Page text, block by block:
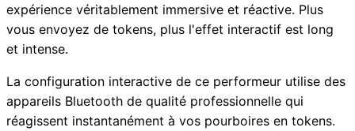
expérience véritablement immersive et réactive. Plus
vous envoyez de tokens, plus l'effet interactif est long
et intense.
La configuration interactive de ce performeur utilise des
appareils Bluetooth de qualité professionnelle qui
réagissent instantanément à vos pourboires en tokens.